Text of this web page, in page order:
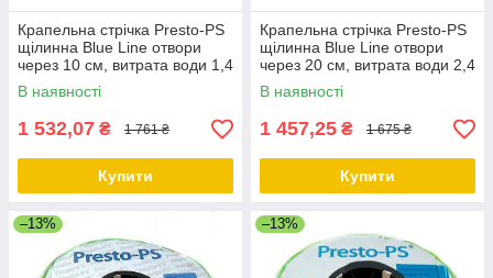
Крапельна стрічка Presto-PS
щілинна Blue Line отвори
через 10 см, витрата води 1,4
л/год, довжина 500 м
В наявності
1 532,07 ₴ 1 761 ₴
Купити
Крапельна стрічка Presto-PS
щілинна Blue Line отвори
через 20 см, витрата води 2,4
л/год, довжина 500 м
В наявності
1 457,25 ₴ 1 675 ₴
Купити
–13% –13%